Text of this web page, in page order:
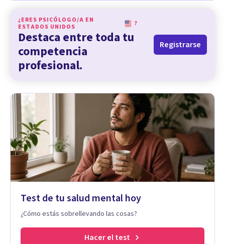
¿ERES PSICÓLOGO/A EN
ESTADOS UNIDOS
?
Destaca entre toda tu
competencia
profesional.
Registrarse
Test de tu salud mental hoy
¿Cómo estás sobrellevando las cosas?
Hacer el test